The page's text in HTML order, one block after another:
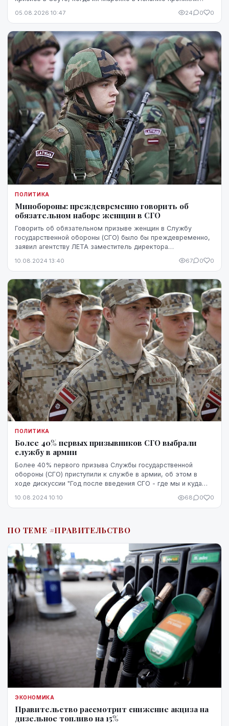
чувствительно.
05.08.2026 10:47 24 0 0
ПОЛИТИКА
Минобороны: преждевременно говорить об
обязательном наборе женщин в СГО
Говорить об обязательном призыве женщин в Службу
государственной обороны (СГО) было бы преждевременно,
заявил агентству ЛЕТА заместитель директора
10.08.2024 13:40 67 0 0
ПОЛИТИКА
Более 40% первых призывников СГО выбрали
службу в армии
Более 40% первого призыва Службы государственной
обороны (СГО) приступили к службе в армии, об этом в
ходе дискуссии "Год после введения СГО - где мы и куда
10.08.2024 10:10 68 0 0
ПО ТЕМЕ #ПРАВИТЕЛЬСТВО
ЭКОНОМИКА
Правительство рассмотрит снижение акциза на
дизельное топливо на 15%